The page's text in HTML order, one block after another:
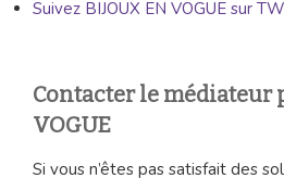
Suivez BIJOUX EN VOGUE sur
Contacter le médiateur
VOGUE
Si vous n’êtes pas satisfait des